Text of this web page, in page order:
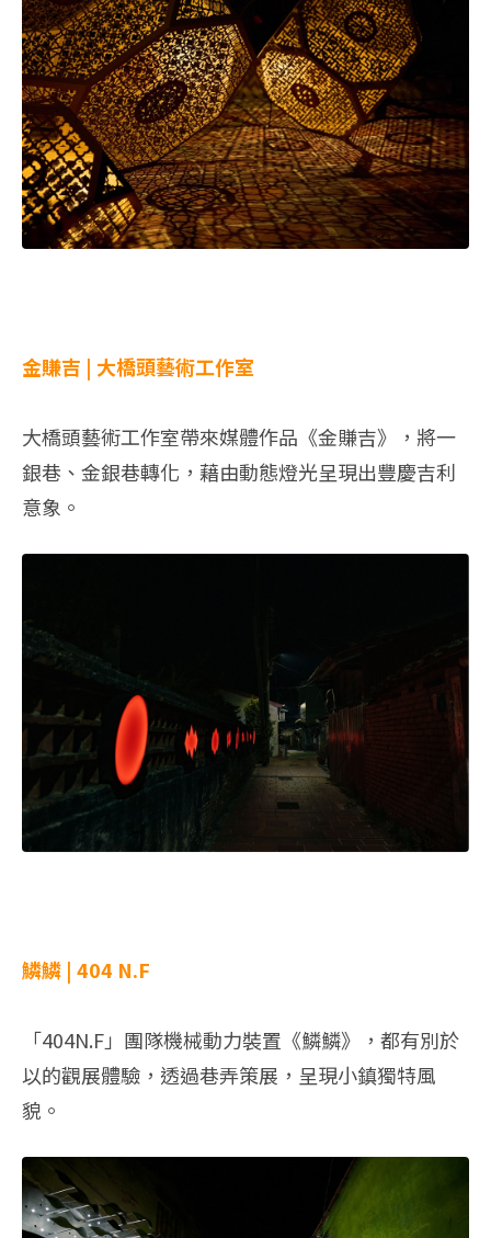
金賺吉 | 大橋頭藝術工作室
大橋頭藝術工作室帶來媒體作品《金賺吉》，將一
銀巷、金銀巷轉化，藉由動態燈光呈現出豐慶吉利
意象。
鱗鱗 | 404 N.F
「404N.F」團隊機械動力裝置《鱗鱗》，都有別於
以的觀展體驗，透過巷弄策展，呈現小鎮獨特風
貌。